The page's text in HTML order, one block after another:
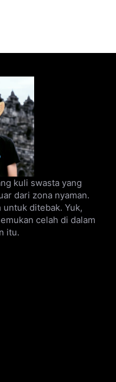
kuli swasta yang
dari zona nyaman.
untuk ditebak. Yuk,
celah di dalam
itu.